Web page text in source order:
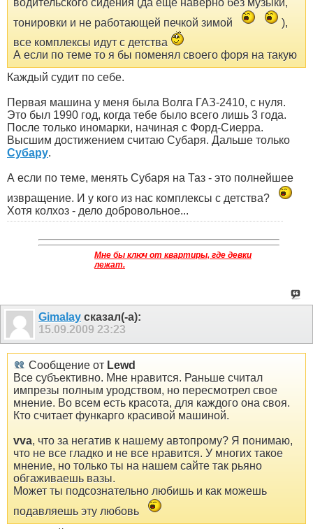
водительского сидения (да ещё наверно без музыки,
тонировки и не работающей печкой зимой
),
все комплексы идут с детства
А если по теме то я бы поменял своего форя на такую
Каждый судит по себе.
Первая машина у меня была Волга ГАЗ-2410, с нуля.
Это был 1990 год, когда тебе было всего лишь 3 года.
После только иномарки, начиная с Форд-Сиерра.
Высшим достижением считаю Субаря. Дальше только
Субару.
А если по теме, менять Субаря на Таз - это полнейшее
извращение. И у кого из нас комплексы с детства?
Хотя колхоз - дело добровольное...
Мне бы ключ от квартиры, где девки
лежат.
Gimalay сказал(-а):
15.09.2009 23:23
Сообщение от Lewd
Все субъективно. Мне нравится. Раньше считал
импрезы полным уродством, но пересмотрел свое
мнение. Во всем есть красота, для каждого она своя.
Кто считает функарго красивой машиной.
vva, что за негатив к нашему автопрому? Я понимаю,
что не все гладко и не все нравится. У многих такое
мнение, но только ты на нашем сайте так рьяно
обгаживаешь вазы.
Может ты подсознательно любишь и как можешь
подавляешь эту любовь